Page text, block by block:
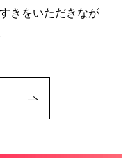
きをいただきなが